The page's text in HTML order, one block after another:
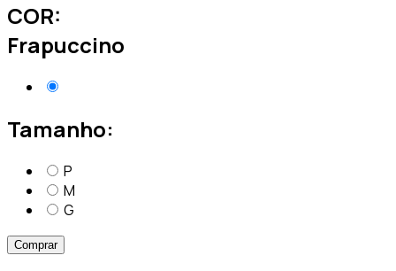
COR:
Frapuccino
Tamanho:
P
M
G
Comprar